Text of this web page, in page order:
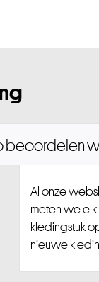
beoordelen
Al onze
meten we
kledingstuk
nieuwe